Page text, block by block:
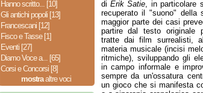
Hanno scritto... [10]
Gli antichi popoli [13]
Francescani [12]
Fisco e Tasse [1]
Eventi [27]
Diamo Voce a... [65]
Corsi e Concorsi [8]
mostraaltre voci
di Erik Satie, in particolare
recuperato il "suono" della
maggior parte dei casi
partire dal testo originale
tratte dai film surrealisti,
materia musicale (incisi
ritmiche), sviluppando gli
in campo informale e
sempre da un'ossatura
un gioco che si manifesta